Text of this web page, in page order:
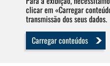
clicar em «Carregar
transmissão dos seus dados.
Carregar conteúdos